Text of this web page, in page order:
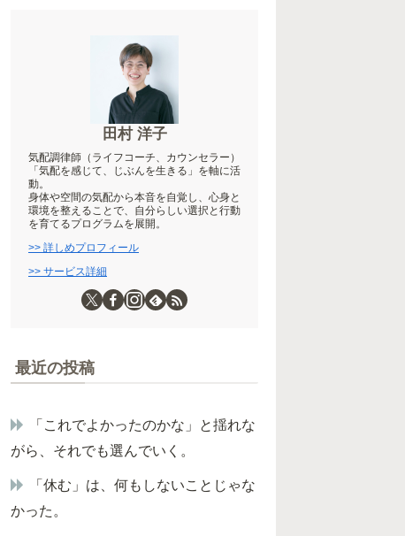
田村 洋子
気配調律師（ライフコーチ、カウンセラー）
「気配を感じて、じぶんを生きる」を軸に活
動。
身体や空間の気配から本音を自覚し、心身と
環境を整えることで、自分らしい選択と行動
を育てるプログラムを展開。
>> 詳しめプロフィール
>> サービス詳細
最近の投稿
「これでよかったのかな」と揺れな
がら、それでも選んでいく。
「休む」は、何もしないことじゃな
かった。